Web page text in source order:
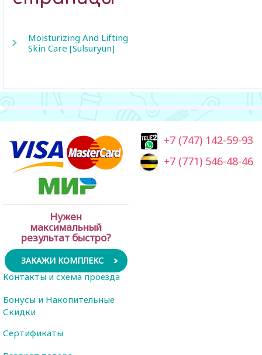
Moisturizing And Lifting
Skin Care [Sulsuryun]
Нужен
максимальный
результат быстро?
ЗАКАЖИ КОМПЛЕКС
+7 (747) 142-59-93
+7 (771) 546-48-46
Контакты и схема проезда
Бонусы и Накопительные
Скидки
Сертификаты